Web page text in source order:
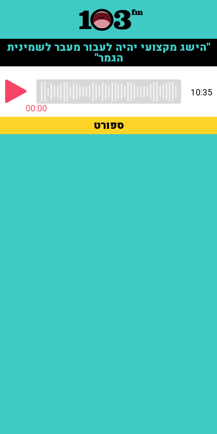
"הישג מקצועי יהיה לעבור מעבר לשמינית
הגמר"
00:00
10:35
ספורט